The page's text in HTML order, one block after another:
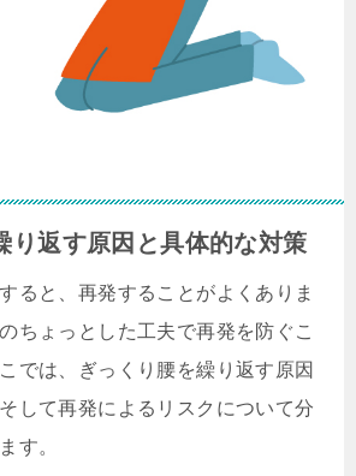
り返す原因と具体的な対策
ると、再発することがよくありま
ちょっとした工夫で再発を防ぐこ
では、ぎっくり腰を繰り返す原因
して再発によるリスクについて分
す。